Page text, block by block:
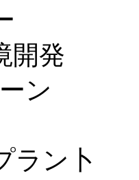
開発
ン
ラン卜